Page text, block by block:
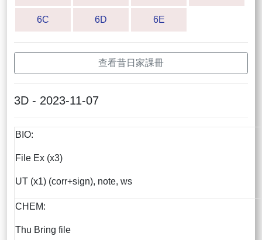
6C 6D 6E
查看昔日家課冊
3D - 2023-11-07
BIO:
File Ex (x3)
UT (x1) (corr+sign), note, ws
CHEM:
Thu Bring file